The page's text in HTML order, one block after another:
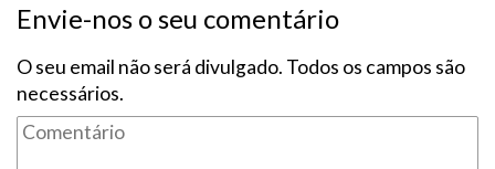
Envie-nos o seu comentário
O seu email não será divulgado. Todos os campos são
necessários.